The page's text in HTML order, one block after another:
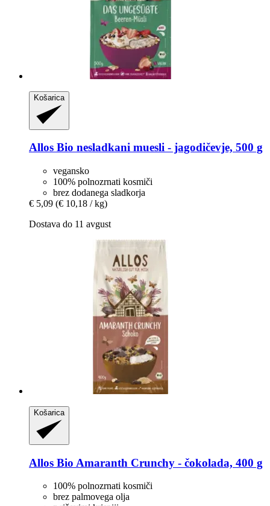
Košarica
Allos Bio nesladkani muesli -​ jagodičevje, 500 g
vegansko
100% polnozrnati kosmiči
brez dodanega sladkorja
€ 5,09 (€ 10,18 / kg)
Dostava do 11 avgust
Košarica
Allos Bio Amaranth Crunchy -​ čokolada, 400 g
100% polnozrnati kosmiči
brez palmovega olja